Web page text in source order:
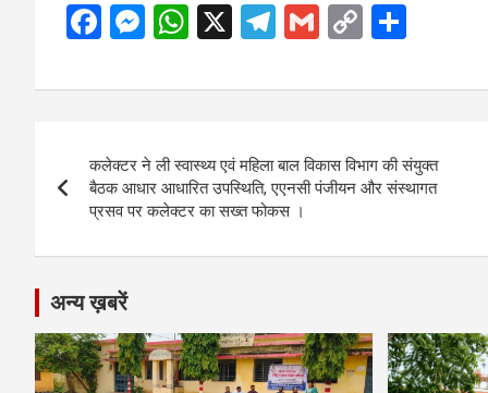
F
ce
o
o
k
M
se
g
er
W
at
A
p
p
X
T
e
a
m
G
ail
C
py
n
k
ar
navigation
कलेक्टर ने ली स्वास्थ्य एवं महिला बाल विकास विभाग की संयुक्त
बैठक आधार आधारित उपस्थिति, एएनसी पंजीयन और संस्थागत
प्रसव पर कलेक्टर का सख्त फोकस ।
अन्य ख़बरें